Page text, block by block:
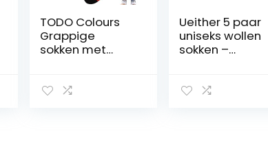
TODO Colours
Grappige
sokken met
kleurrijk, gek,
Ueither 5 paar
uniseks wollen
sokken –
gebreide sokken